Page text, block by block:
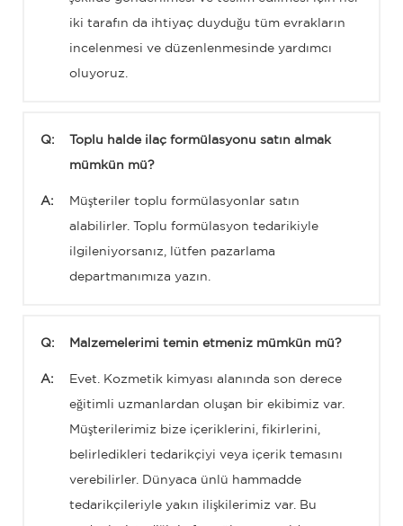
iki tarafın da ihtiyaç duyduğu tüm evrakların
incelenmesi ve düzenlenmesinde yardımcı
oluyoruz.
Q: Toplu halde ilaç formülasyonu satın almak
mümkün mü?
A: Müşteriler toplu formülasyonlar satın
alabilirler. Toplu formülasyon tedarikiyle
ilgileniyorsanız, lütfen pazarlama
departmanımıza yazın.
Q: Malzemelerimi temin etmeniz mümkün mü?
A: Evet. Kozmetik kimyası alanında son derece
eğitimli uzmanlardan oluşan bir ekibimiz var.
Müşterilerimiz bize içeriklerini, fikirlerini,
belirledikleri tedarikçiyi veya içerik temasını
verebilirler. Dünyaca ünlü hammadde
tedarikçileriyle yakın ilişkilerimiz var. Bu